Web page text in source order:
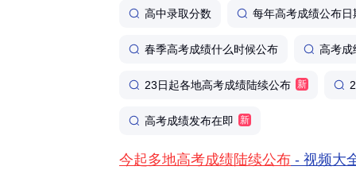
高中录取分数 每年高考成绩公布日
春季高考成绩什么时候公布 高考成
23日起各地高考成绩陆续公布 新
高考成绩发布在即 新
今起多地高考成绩陆续公布 - 视频大